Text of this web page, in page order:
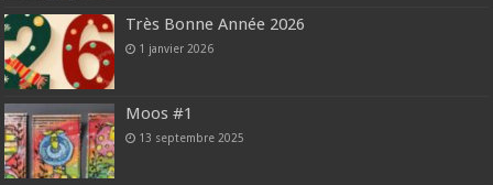
Très Bonne Année 2026
1 janvier 2026
Moos #1
13 septembre 2025